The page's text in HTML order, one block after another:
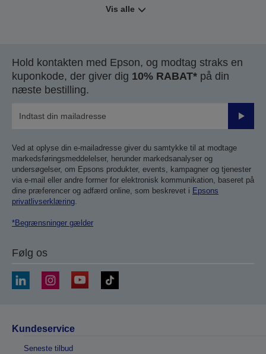
Vis alle
Hold kontakten med Epson, og modtag straks en
kuponkode, der giver dig 10% RABAT* på din
næste bestilling.
Send
Ved at oplyse din e-mailadresse giver du samtykke til at modtage
markedsføringsmeddelelser, herunder markedsanalyser og
undersøgelser, om Epsons produkter, events, kampagner og tjenester
via e-mail eller andre former for elektronisk kommunikation, baseret på
dine præferencer og adfærd online, som beskrevet i Epsons
privatlivserklæring.
*Begrænsninger gælder
Følg os
Kundeservice
Seneste tilbud